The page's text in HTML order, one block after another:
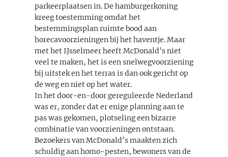
parkeerplaatsen in. De hamburgerkoning
kreeg toestemming omdat het
bestemmingsplan ruimte bood aan
horecavoorzieningen bij het haventje. Maar
met het IJsselmeer heeft McDonald’s niet
veel te maken, het is een snelwegvoorziening
bij uitstek en het terras is dan ook gericht op
de weg en niet op het water.
In het door-en-door gereguleerde Nederland
was er, zonder dat er enige planning aan te
pas was gekomen, plotseling een bizarre
combinatie van voorzieningen ontstaan.
Bezoekers van McDonald’s maakten zich
schuldig aan homo-pesten, bewoners van de